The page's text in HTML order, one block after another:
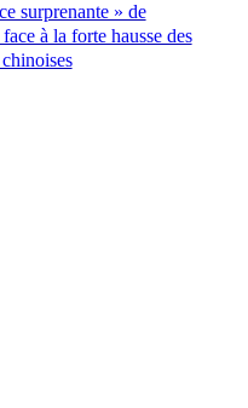
surprenante » de
à la forte hausse des